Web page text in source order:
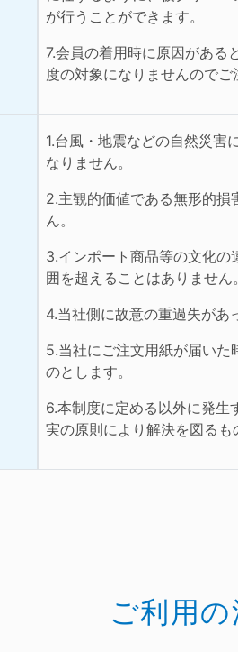
が行うことができます。
7.会員の着用時に原因がある
度の対象になりませんのでご
1.台風・地震などの自然災害
なりません。
2.主観的価値である無形的
ん。
3.インポート商品等の文化の
囲を超えることはありません。
4.当社側に故意の重過失があ
5.当社にご注文用紙が届いた
のとします。
6.本制度に定める以外に発生
実の原則により解決を図るも
ご利用